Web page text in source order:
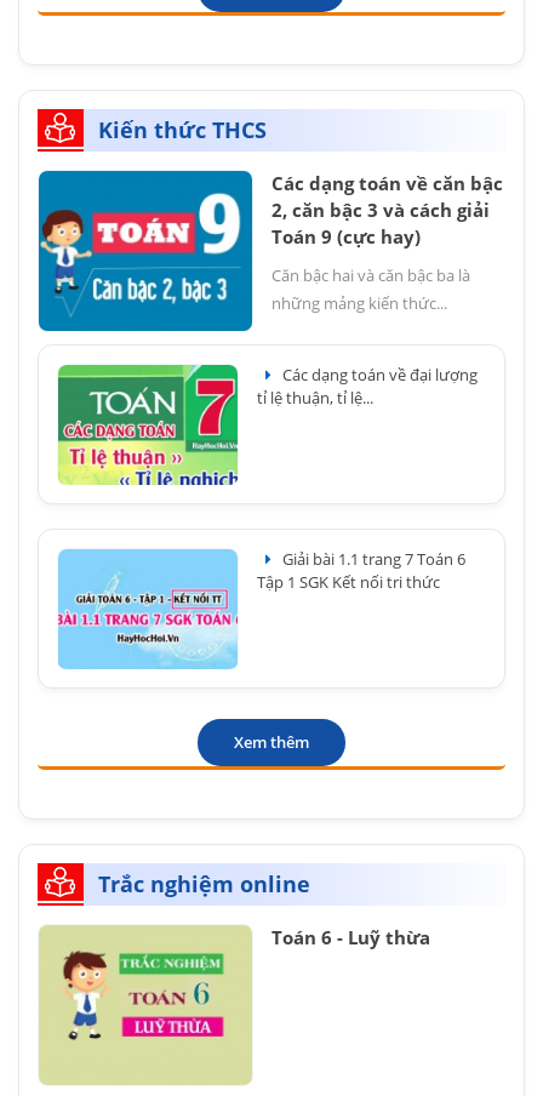
Kiến thức THCS
Các dạng toán về căn bậc
2, căn bậc 3 và cách giải
Toán 9 (cực hay)
Căn bậc hai và căn bậc ba là
những mảng kiến thức...
Các dạng toán về đại lượng
tỉ lệ thuận, tỉ lệ...
Giải bài 1.1 trang 7 Toán 6
Tập 1 SGK Kết nối tri thức
Xem thêm
Trắc nghiệm online
Toán 6 - Luỹ thừa